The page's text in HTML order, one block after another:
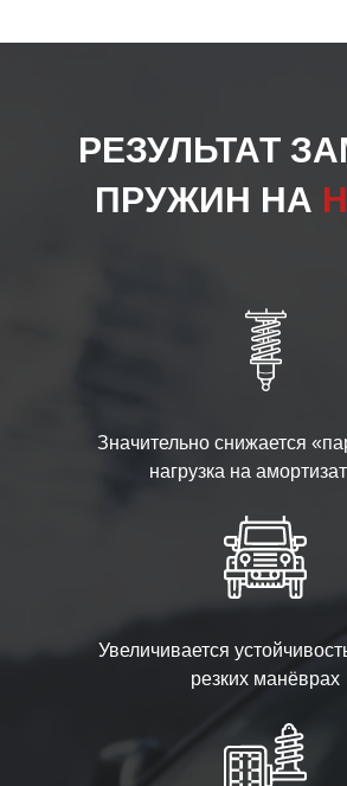
РЕЗУЛЬТАТ
ПРУЖИН НА
Значительно снижается
нагрузка на
Увеличивается
резких манёврах